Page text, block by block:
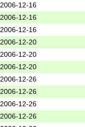
2006-12-16
2006-12-16
2006-12-16
2006-12-20
2006-12-20
2006-12-20
2006-12-26
2006-12-26
2006-12-26
2006-12-26